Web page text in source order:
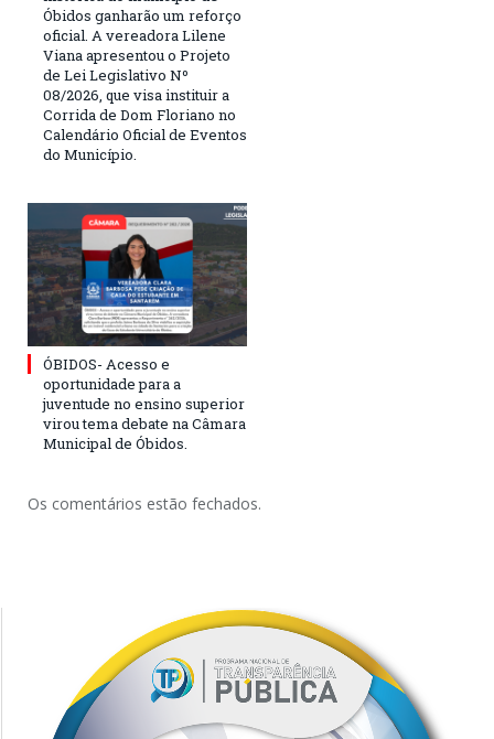
Óbidos ganharão um reforço
oficial. A vereadora Lilene
Viana apresentou o Projeto
de Lei Legislativo Nº
08/2026, que visa instituir a
Corrida de Dom Floriano no
Calendário Oficial de Eventos
do Município.
ÓBIDOS- Acesso e
oportunidade para a
juventude no ensino superior
virou tema debate na Câmara
Municipal de Óbidos.
Os comentários estão fechados.